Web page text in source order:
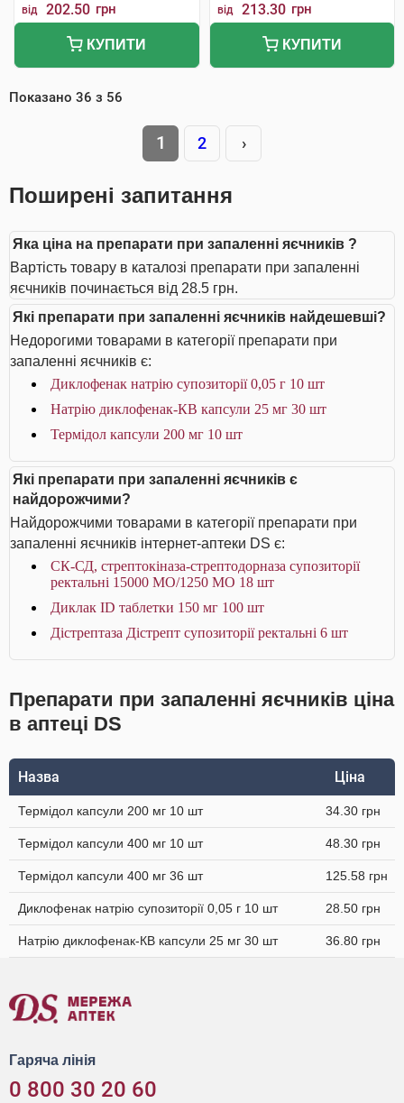
від 202.50 грн
КУПИТИ
від 213.30 грн
КУПИТИ
Показано 36 з 56
1 2 ›
Поширені запитання
Яка ціна на препарати при запаленні яєчників ?
Вартість товару в каталозі препарати при запаленні
яєчників починається від 28.5 грн.
Які препарати при запаленні яєчників найдешевші?
Недорогими товарами в категорії препарати при
запаленні яєчників є:
Диклофенак натрію супозиторії 0,05 г 10 шт
Натрію диклофенак-КВ капсули 25 мг 30 шт
Термідол капсули 200 мг 10 шт
Які препарати при запаленні яєчників є
найдорожчими?
Найдорожчими товарами в категорії препарати при
запаленні яєчників інтернет-аптеки DS є:
СК-СД, стрептокіназа-стрептодорназа супозиторії
ректальні 15000 МО/1250 МО 18 шт
Диклак ID таблетки 150 мг 100 шт
Дістрептаза Дістрепт супозиторії ректальні 6 шт
Препарати при запаленні яєчників ціна
в аптеці DS
Назва Ціна
Термідол капсули 200 мг 10 шт 34.30 грн
Термідол капсули 400 мг 10 шт 48.30 грн
Термідол капсули 400 мг 36 шт 125.58 грн
Диклофенак натрію супозиторії 0,05 г 10 шт 28.50 грн
Натрію диклофенак-КВ капсули 25 мг 30 шт 36.80 грн
Гаряча лінія
0 800 30 20 60